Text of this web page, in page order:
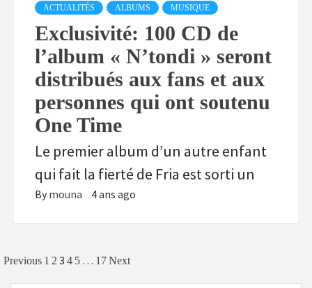
ACTUALITÉS ALBUMS MUSIQUE
Exclusivité: 100 CD de
l’album « N’tondi » seront
distribués aux fans et aux
personnes qui ont soutenu
One Time
Le premier album d’un autre enfant
qui fait la fierté de Fria est sorti un
By mouna 4 ans ago
Navigation
Previous 1 2 3 4 5 … 17Next